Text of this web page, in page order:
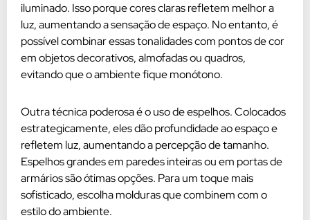
iluminado. Isso porque cores claras refletem melhor a
luz, aumentando a sensação de espaço. No entanto, é
possível combinar essas tonalidades com pontos de cor
em objetos decorativos, almofadas ou quadros,
evitando que o ambiente fique monótono.
Outra técnica poderosa é o uso de espelhos. Colocados
estrategicamente, eles dão profundidade ao espaço e
refletem luz, aumentando a percepção de tamanho.
Espelhos grandes em paredes inteiras ou em portas de
armários são ótimas opções. Para um toque mais
sofisticado, escolha molduras que combinem com o
estilo do ambiente.